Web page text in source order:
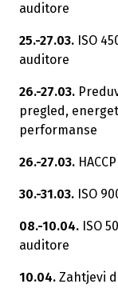
auditore
25.-27.03. ISO
auditore
26.-27.03.
pregled,
performanse
26.-27.03.
30.-31.03. ISO
08.-10.04. ISO
auditore
10.04. Zahtjevi